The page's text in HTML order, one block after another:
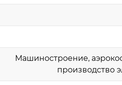
Машиностроение,
производство